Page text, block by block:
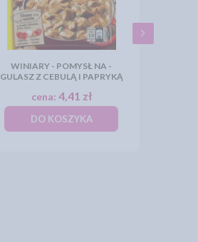
WINIARY - POMYSŁ NA -
GULASZ Z CEBULĄ I PAPRYKĄ
cena: 4,41 zł
DO KOSZYKA